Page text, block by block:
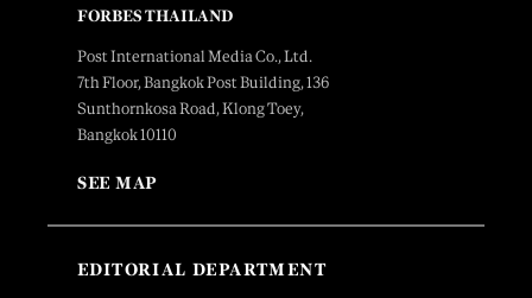
FORBES THAILAND
Post International Media Co., Ltd.
7th Floor, Bangkok Post Building, 136
Sunthornkosa Road, Klong Toey,
Bangkok 10110
SEE MAP
EDITORIAL DEPARTMENT